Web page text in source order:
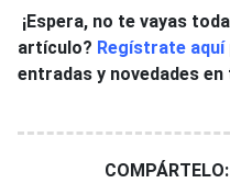
¡Espera, no te vayas
artículo? Regístrate aquí
entradas y novedades
COMPÁRTELO: